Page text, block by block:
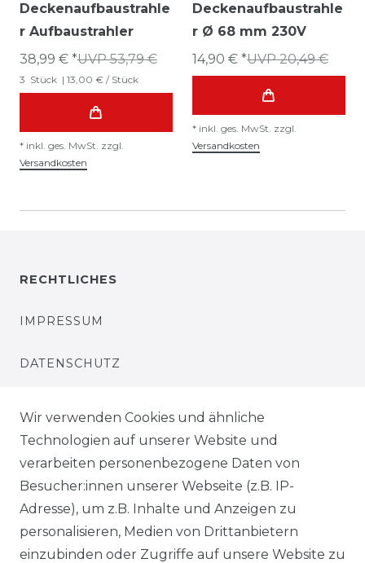
Deckenaufbaustrahle
r Aufbaustrahler
UVP 53,79 €
38,99 € *
3 Stück | 13,00 € / Stück
* inkl. ges. MwSt. zzgl.
Versandkosten
Deckenaufbaustrahle
r Ø 68 mm 230V
UVP 20,49 €
14,90 € *
* inkl. ges. MwSt. zzgl.
Versandkosten
RECHTLICHES
IMPRESSUM
DATENSCHUTZ
AGB
SHOP
VERSANDKOSTENINFORMATION
Wir verwenden Cookies und ähnliche
Technologien auf unserer Website und
verarbeiten personenbezogene Daten von
Besucher:innen unserer Webseite (z.B. IP-
Adresse), um z.B. Inhalte und Anzeigen zu
personalisieren, Medien von Drittanbietern
einzubinden oder Zugriffe auf unsere Website zu